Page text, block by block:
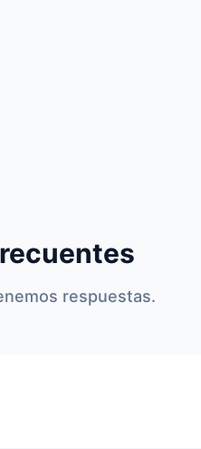
respuestas.